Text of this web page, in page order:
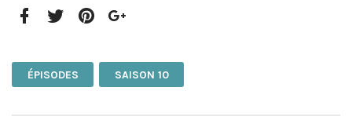
ÉPISODES SAISON 10